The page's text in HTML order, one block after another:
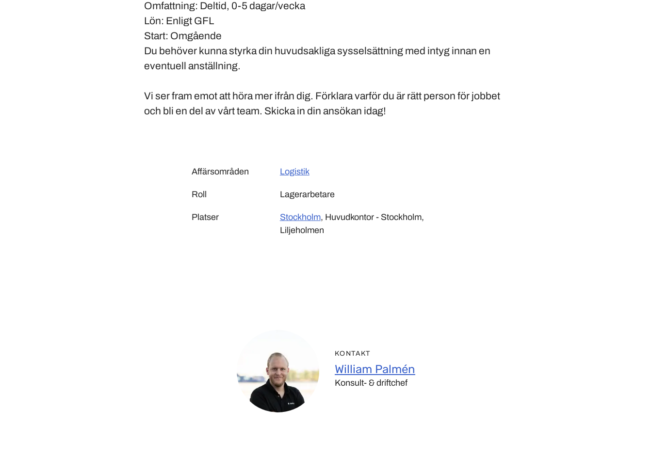
Omfattning: Deltid, 0-5 dagar/vecka
Lön: Enligt GFL
Start: Omgående
Du behöver kunna styrka din huvudsakliga sysselsättning med intyg innan en
eventuell anställning.
Vi ser fram emot att höra mer ifrån dig. Förklara varför du är rätt person för jobbet
och bli en del av vårt team. Skicka in din ansökan idag!
Affärsområden Logistik
Roll Lagerarbetare
Platser Stockholm, Huvudkontor - Stockholm,
Liljeholmen
KONTAKT
William Palmén
Konsult- & driftchef